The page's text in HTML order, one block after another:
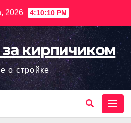
2026 4:10:12 PM
кирпичиком
о стройке